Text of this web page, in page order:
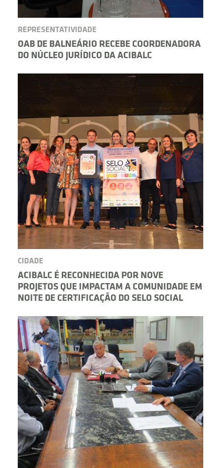
REPRESENTATIVIDADE
OAB DE BALNEÁRIO RECEBE COORDENADORA
DO NÚCLEO JURÍDICO DA ACIBALC
CIDADE
ACIBALC É RECONHECIDA POR NOVE
PROJETOS QUE IMPACTAM A COMUNIDADE EM
NOITE DE CERTIFICAÇÃO DO SELO SOCIAL